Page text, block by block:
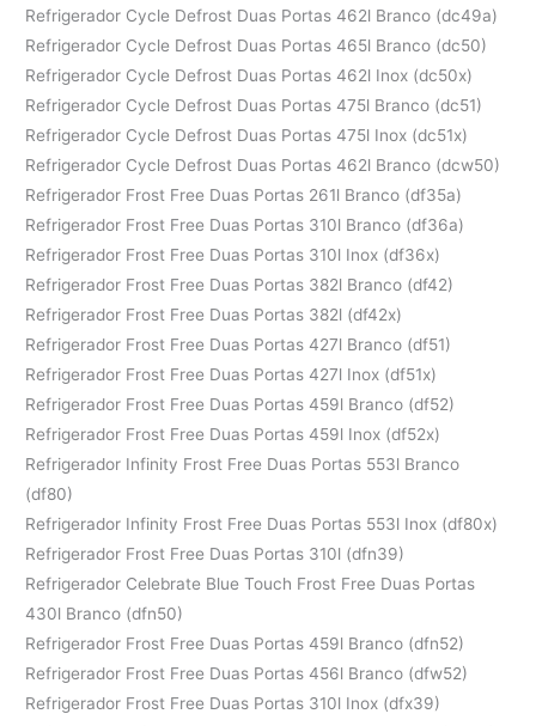
Refrigerador Cycle Defrost Duas Portas 462l Branco (dc49a)
Refrigerador Cycle Defrost Duas Portas 465l Branco (dc50)
Refrigerador Cycle Defrost Duas Portas 462l Inox (dc50x)
Refrigerador Cycle Defrost Duas Portas 475l Branco (dc51)
Refrigerador Cycle Defrost Duas Portas 475l Inox (dc51x)
Refrigerador Cycle Defrost Duas Portas 462l Branco (dcw50)
Refrigerador Frost Free Duas Portas 261l Branco (df35a)
Refrigerador Frost Free Duas Portas 310l Branco (df36a)
Refrigerador Frost Free Duas Portas 310l Inox (df36x)
Refrigerador Frost Free Duas Portas 382l Branco (df42)
Refrigerador Frost Free Duas Portas 382l (df42x)
Refrigerador Frost Free Duas Portas 427l Branco (df51)
Refrigerador Frost Free Duas Portas 427l Inox (df51x)
Refrigerador Frost Free Duas Portas 459l Branco (df52)
Refrigerador Frost Free Duas Portas 459l Inox (df52x)
Refrigerador Infinity Frost Free Duas Portas 553l Branco
(df80)
Refrigerador Infinity Frost Free Duas Portas 553l Inox (df80x)
Refrigerador Frost Free Duas Portas 310l (dfn39)
Refrigerador Celebrate Blue Touch Frost Free Duas Portas
430l Branco (dfn50)
Refrigerador Frost Free Duas Portas 459l Branco (dfn52)
Refrigerador Frost Free Duas Portas 456l Branco (dfw52)
Refrigerador Frost Free Duas Portas 310l Inox (dfx39)